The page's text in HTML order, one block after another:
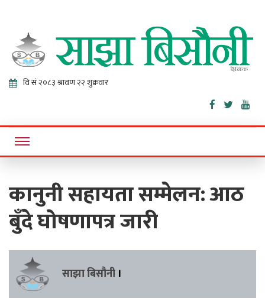
Sajha
Bisaunee
Online News Portal
कानुनी सहायता सम्मेलन: आठ
बुँदे घोषणापत्र जारी
साझा बिसौनी ।